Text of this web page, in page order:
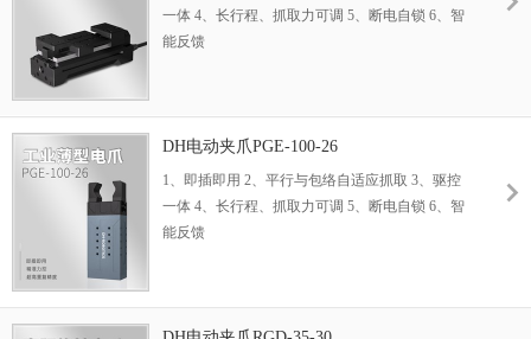
一体 4、长行程、抓取力可调 5、断电自锁 6、智
能反馈
DH电动夹爪PGE-100-26
1、即插即用 2、平行与包络自适应抓取 3、驱控
一体 4、长行程、抓取力可调 5、断电自锁 6、智
能反馈